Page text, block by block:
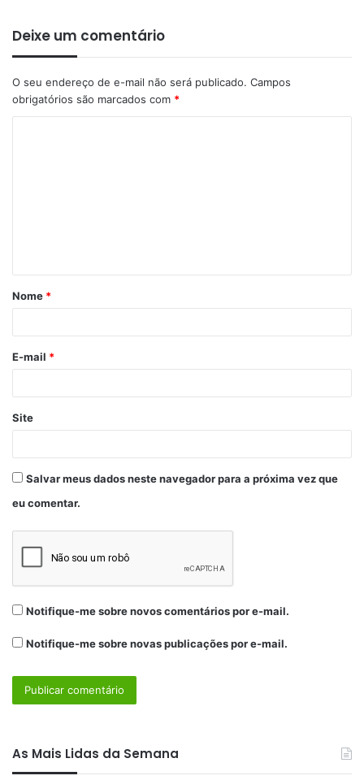
Deixe um comentário
O seu endereço de e-mail não será publicado. Campos
obrigatórios são marcados com *
Nome *
E-mail *
Site
Salvar meus dados neste navegador para a próxima vez que
eu comentar.
Notifique-me sobre novos comentários por e-mail.
Notifique-me sobre novas publicações por e-mail.
As Mais Lidas da Semana